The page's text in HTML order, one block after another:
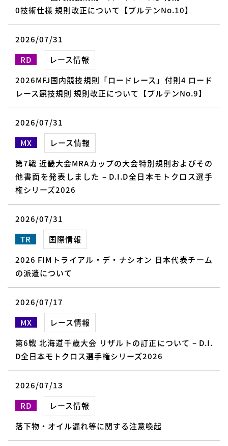
0技術仕様 規則改正について【ブルテンNo.10】
2026/07/31
RD
レース情報
2026MFJ国内競技規則「ロードレース」付則4 ロード
レース競技規則 規則改正について【ブルテンNo.9】
2026/07/31
MX
レース情報
第7戦 近畿大会MRAカップの大会特別規則およびその
他書面を発表しました – D.I.D全日本モトクロス選手
権シリーズ2026
2026/07/31
TR
国際情報
2026 FIMトライアル・デ・ナシオン 日本代表チーム
の派遣について
2026/07/17
MX
レース情報
第6戦 北海道千歳大会 リザルトの訂正について – D.I.
D全日本モトクロス選手権シリーズ2026
2026/07/13
RD
レース情報
落下物・オイル漏れ等に関する注意喚起